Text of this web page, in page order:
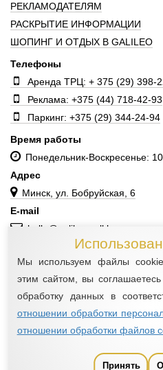
РЕКЛАМОДАТЕЛЯМ
РАСКРЫТИЕ ИНФОРМАЦИИ
ШОПИНГ И ОТДЫХ В GALILEO
Телефоны
Аренда ТРЦ: + 375 (29) 398-
Реклама: +375 (44) 718-42-93
Паркинг: +375 (29) 344-24-94
Время работы
Понедельник-Воскресенье:
Адрес
Минск, ул. Бобруйская, 6
E-mail
hello@galileomall.by
©ИООО «Миатон»,
Все права
НАСТРОЙКА СБОРА COOKIE
разработка сайта
Мы используем файлы
этим сайтом, вы
обработку данных в
отношении обработки
отношении обработки файлов
Принять